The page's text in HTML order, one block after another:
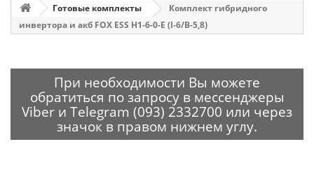
Готовые комплекты
Комплект гибридного
инвертора и акб FOX ESS H1-6-0-E (I-6/B-5,8)
При необходимости Вы можете
обратиться по запросу в мессенджеры
Viber и Telegram (093) 2332700 или через
значок в правом нижнем углу.